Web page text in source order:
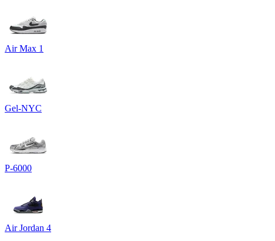
Air Max 1
Gel-NYC
P-6000
Air Jordan 4